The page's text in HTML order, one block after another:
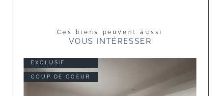
Ces biens peuvent aussi
VOUS INTÉRESSER
EXCLUSIF
COUP DE COEUR